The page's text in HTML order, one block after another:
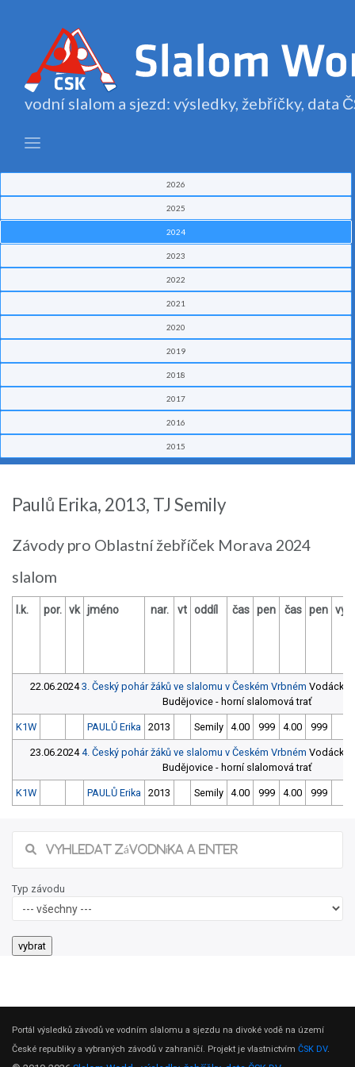
vodní slalom a sjezd: výsledky, žebříčky, data
2026
2025
2024
2023
2022
2021
2020
2019
2018
2017
2016
2015
Paulů Erika, 2013, TJ Semily
Závody pro Oblastní žebříček Morava 2024
slalom
l.k. por. vk jméno nar. vt oddíl čas pen čas pen
22.06.20243. Český pohár žáků ve slalomu v Českém Vrbném Vodácký
Budějovice - horní slalomová trať
K1W PAULŮ Erika 2013 Semily 4.00 999 4.00 999
23.06.20244. Český pohár žáků ve slalomu v Českém Vrbném Vodácký
Budějovice - horní slalomová trať
K1W PAULŮ Erika 2013 Semily 4.00 999 4.00 999
Typ závodu
Portál výsledků závodů ve vodním slalomu a sjezdu na divoké vodě na území
České republiky a vybraných závodů v zahraničí. Projekt je vlastnictvím ČSK DV.